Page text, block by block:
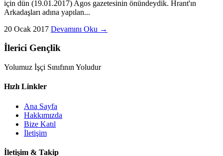
için dün (19.01.2017) Agos gazetesinin önündeydik. Hrant'ın
Arkadaşları adına yapılan...
20 Ocak 2017 Devamını Oku →
İlerici Gençlik
Yolumuz İşçi Sınıfının Yoludur
Hızlı Linkler
Ana Sayfa
Hakkımızda
Bize Katıl
İletişim
İletişim & Takip